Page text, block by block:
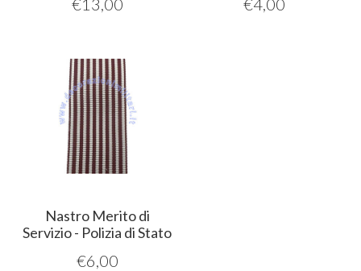
€13,00 €4,00
Nastro Merito di
Servizio - Polizia di Stato
€6,00